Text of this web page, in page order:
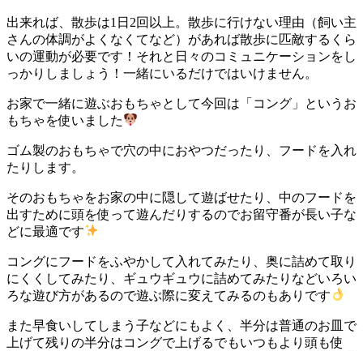
出来れば、散歩は1日2回以上。散歩に行けない理由（飼い主
さんの体調がよくなくてなど）があれば散歩に匹敵するくら
いの運動が必要です！それと日々のコミュニケーションをし
っかりしましょう！一緒にいるだけではいけません。
お家で一緒に遊ぶおもちゃとして今回は「コング」というお
もちゃを使いました
ゴム製のおもちゃで穴の中におやつだったり、フードを入れ
たりします。
そのおもちゃをお家の中に隠して遊ばせたり、中のフードを
出すために頭を使って遊んだりするのでお留守番が長い子な
どに最適です
コングにフードをふやかして入れてみたり、奥に詰めて取り
にくくしてみたり、ギュウギュウに詰めてみたりなどいろい
ろな遊び方があるので遊ぶ際に変えてみるのもありです
また早食いしてしまう子などにもよく、半分は普通のお皿で
上げて残りの半分はコングで上げるでもいつもより頭も使